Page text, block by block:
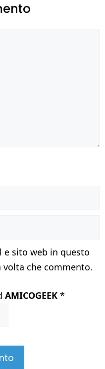
e sito web in questo
che commento.
AMICOGEEK *